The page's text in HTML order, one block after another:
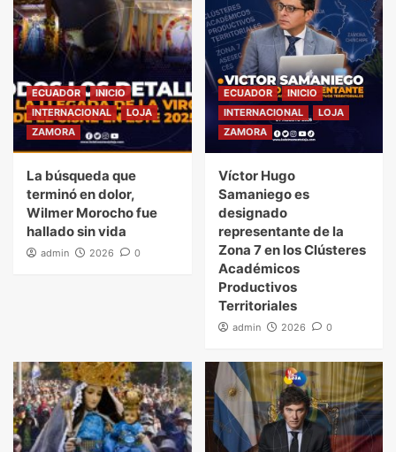
ECUADOR
INICIO
INTERNACIONAL
LOJA
ZAMORA
La búsqueda que
terminó en dolor,
Wilmer Morocho fue
hallado sin vida
admin 2026 0
ECUADOR
INICIO
INTERNACIONAL
LOJA
ZAMORA
Víctor Hugo
Samaniego es
designado
representante de la
Zona 7 en los Clústeres
Académicos
Productivos
Territoriales
admin 2026 0